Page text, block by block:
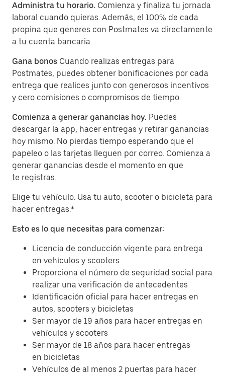
Administra tu horario. Comienza y finaliza tu jornada
laboral cuando quieras. Además, el 100% de cada
propina que generes con Postmates va directamente
a tu cuenta bancaria.
Gana bonos Cuando realizas entregas para
Postmates, puedes obtener bonificaciones por cada
entrega que realices junto con generosos incentivos
y cero comisiones o compromisos de tiempo.
Comienza a generar ganancias hoy. Puedes
descargar la app, hacer entregas y retirar ganancias
hoy mismo. No pierdas tiempo esperando que el
papeleo o las tarjetas lleguen por correo. Comienza a
generar ganancias desde el momento en que
te registras.
Elige tu vehículo. Usa tu auto, scooter o bicicleta para
hacer entregas.*
Esto es lo que necesitas para comenzar:
Licencia de conducción vigente para entrega
en vehículos y scooters
Proporciona el número de seguridad social para
realizar una verificación de antecedentes
Identificación oficial para hacer entregas en
autos, scooters y bicicletas
Ser mayor de 19 años para hacer entregas en
vehículos y scooters
Ser mayor de 18 años para hacer entregas
en bicicletas
Vehículos de al menos 2 puertas para hacer